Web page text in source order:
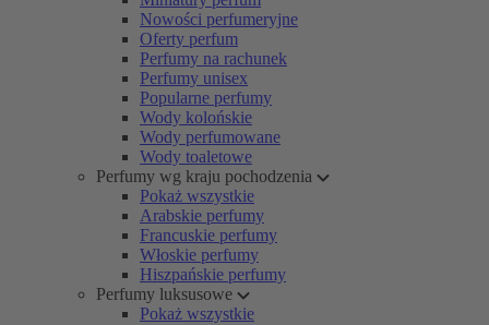
Nowości perfumeryjne
Oferty perfum
Perfumy na rachunek
Perfumy unisex
Popularne perfumy
Wody kolońskie
Wody perfumowane
Wody toaletowe
Perfumy wg kraju pochodzenia
Pokaż wszystkie
Arabskie perfumy
Francuskie perfumy
Włoskie perfumy
Hiszpańskie perfumy
Perfumy luksusowe
Pokaż wszystkie